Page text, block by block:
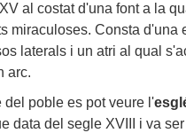
al costat d'una font a la
miraculoses. Consta d'una
laterals i un atri al qual
arc.
del poble es pot veure l'
data del segle XVIII i va